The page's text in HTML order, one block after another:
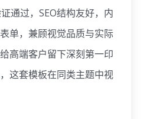
通过，SEO结构友好，内
单，兼顾视觉品质与实际
高端客户留下深刻第一印
这套模板在同类主题中视